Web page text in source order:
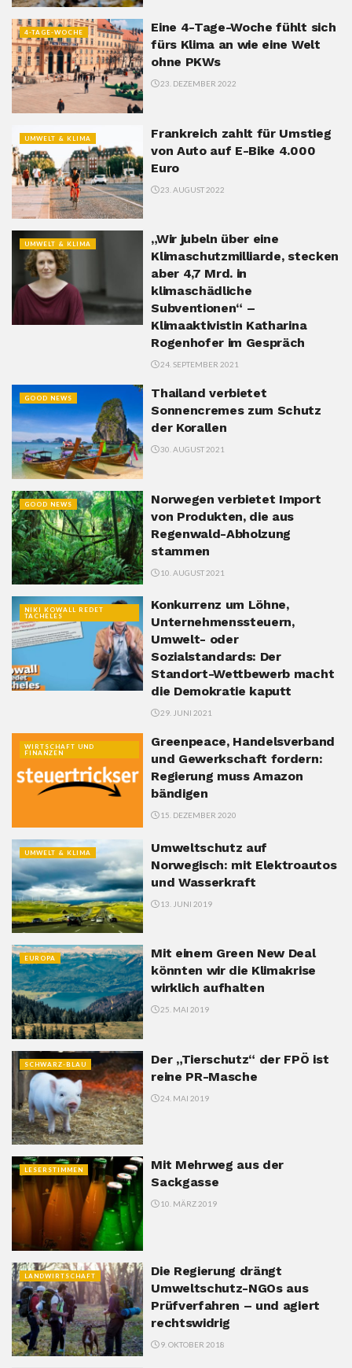
4-TAGE-WOCHE
Eine 4-Tage-Woche fühlt sich
fürs Klima an wie eine Welt
ohne PKWs
23. DEZEMBER 2022
UMWELT & KLIMA
Frankreich zahlt für Umstieg
von Auto auf E-Bike 4.000
Euro
23. AUGUST 2022
UMWELT & KLIMA
„Wir jubeln über eine
Klimaschutzmilliarde, stecken
aber 4,7 Mrd. in
klimaschädliche
Subventionen“ –
Klimaaktivistin Katharina
Rogenhofer im Gespräch
24. SEPTEMBER 2021
GOOD NEWS
Thailand verbietet
Sonnencremes zum Schutz
der Korallen
30. AUGUST 2021
GOOD NEWS
Norwegen verbietet Import
von Produkten, die aus
Regenwald-Abholzung
stammen
10. AUGUST 2021
NIKI KOWALL REDET
TACHELES
Konkurrenz um Löhne,
Unternehmenssteuern,
Umwelt- oder
Sozialstandards: Der
Standort-Wettbewerb macht
die Demokratie kaputt
29. JUNI 2021
WIRTSCHAFT UND
FINANZEN
Greenpeace, Handelsverband
und Gewerkschaft fordern:
Regierung muss Amazon
bändigen
15. DEZEMBER 2020
UMWELT & KLIMA
Umweltschutz auf
Norwegisch: mit Elektroautos
und Wasserkraft
13. JUNI 2019
EUROPA
Mit einem Green New Deal
könnten wir die Klimakrise
wirklich aufhalten
25. MAI 2019
SCHWARZ-BLAU
Der „Tierschutz“ der FPÖ ist
reine PR-Masche
24. MAI 2019
LESERSTIMMEN
Mit Mehrweg aus der
Sackgasse
10. MÄRZ 2019
LANDWIRTSCHAFT
Die Regierung drängt
Umweltschutz-NGOs aus
Prüfverfahren – und agiert
rechtswidrig
9. OKTOBER 2018